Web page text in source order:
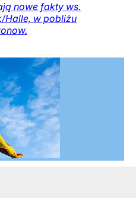
nowe fakty ws.
Halle, w pobliżu